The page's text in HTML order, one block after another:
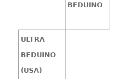
BEDUINO
ULTRA
BEDUINO
(USA)